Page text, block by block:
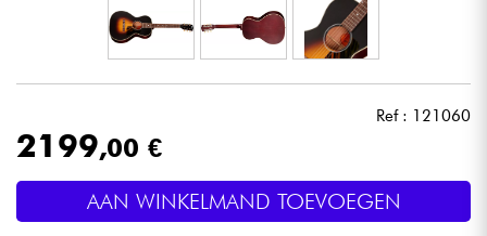
Microfoon
Licht
Ref : 121060
2199,00 €
AAN WINKELMAND TOEVOEGEN